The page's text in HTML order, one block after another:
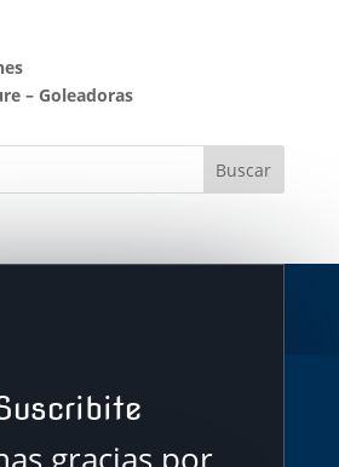
– Goleadoras